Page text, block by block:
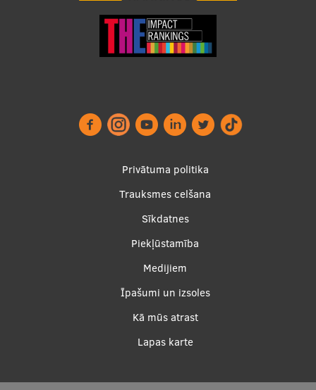
Privātuma politika
Trauksmes celšana
Sīkdatnes
Piekļūstamība
Medijiem
Īpašumi un izsoles
Kā mūs atrast
Lapas karte